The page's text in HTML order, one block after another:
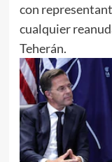
con
cualquier
Teherán.